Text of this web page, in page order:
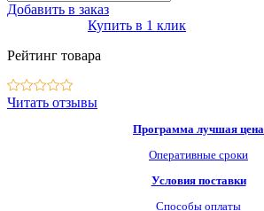
Добавить в заказ
Купить в 1 клик
Рейтинг товара
Читать отзывы
Программа лучшая цена
Оперативные сроки
Условия поставки
Способы оплаты